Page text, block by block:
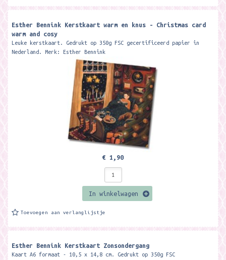
Esther Bennink Kerstkaart warm en knus - Christmas card
warm and cosy
Leuke kerstkaart. Gedrukt op 350g FSC gecertificeerd papier in
Nederland. Merk: Esther Bennink
€ 1,90
In winkelwagen
Toevoegen aan verlanglijstje
Esther Bennink Kerstkaart Zonsondergang
Kaart A6 formaat - 10,5 x 14,8 cm. Gedrukt op 350g FSC